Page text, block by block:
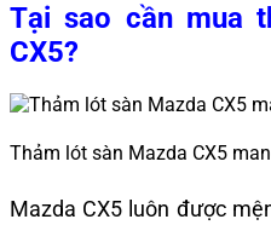
Tại sao cần mua
CX5?
Thảm lót sàn Mazda CX5
Mazda CX5 luôn được